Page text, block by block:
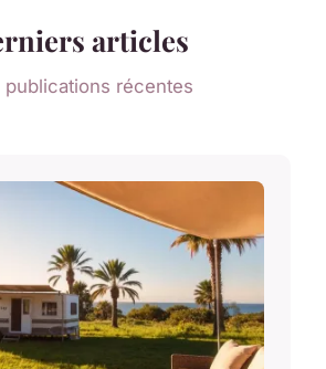
articles
publications récentes